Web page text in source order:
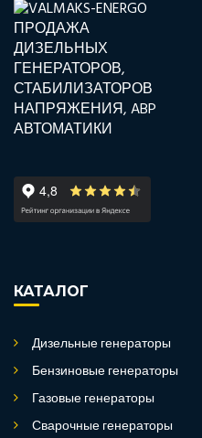
КАТАЛОГ
Дизельные генераторы
Бензиновые генераторы
Газовые генераторы
Сварочные генераторы